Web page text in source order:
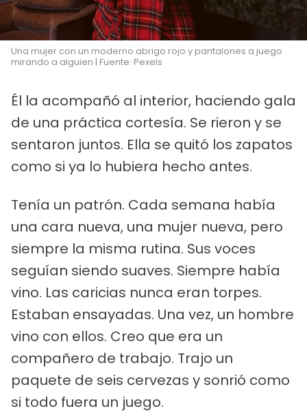
Una mujer con un moderno abrigo rojo y pantalones a juego
mirando a alguien | Fuente: Pexels
Él la acompañó al interior, haciendo gala
de una práctica cortesía. Se rieron y se
sentaron juntos. Ella se quitó los zapatos
como si ya lo hubiera hecho antes.
Tenía un patrón. Cada semana había
una cara nueva, una mujer nueva, pero
siempre la misma rutina. Sus voces
seguían siendo suaves. Siempre había
vino. Las caricias nunca eran torpes.
Estaban ensayadas. Una vez, un hombre
vino con ellos. Creo que era un
compañero de trabajo. Trajo un
paquete de seis cervezas y sonrió como
si todo fuera un juego.